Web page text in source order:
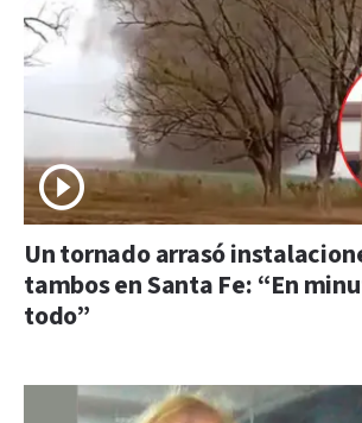
Un tornado arrasó
tambos en Santa Fe: “En
todo”